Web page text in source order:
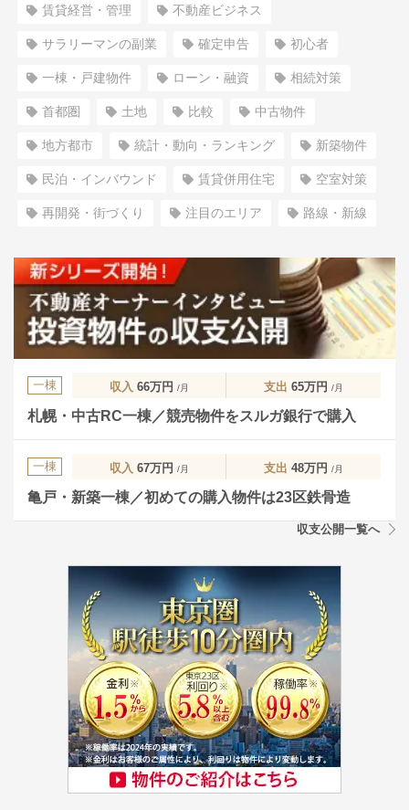
賃貸経営・管理 不動産ビジネス
サラリーマンの副業 確定申告 初心者
一棟・戸建物件 ローン・融資 相続対策
首都圏 土地 比較 中古物件
地方都市 統計・動向・ランキング 新築物件
民泊・インバウンド 賃貸併用住宅 空室対策
再開発・街づくり 注目のエリア 路線・新線
一棟 収入 66万円 /月 支出 65万円 /月
札幌・中古RC一棟／競売物件をスルガ銀行で購入
一棟 収入 67万円 /月 支出 48万円 /月
亀戸・新築一棟／初めての購入物件は23区鉄骨造
収支公開一覧へ